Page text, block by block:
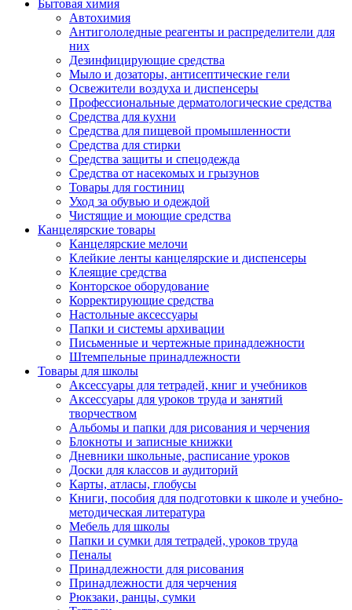
Бытовая химия
Автохимия
Антигололедные реагенты и распределители для
них
Дезинфицирующие средства
Мыло и дозаторы, антисептические гели
Освежители воздуха и диспенсеры
Профессиональные дерматологические средства
Средства для кухни
Средства для пищевой промышленности
Средства для стирки
Средства защиты и спецодежда
Средства от насекомых и грызунов
Товары для гостиниц
Уход за обувью и одеждой
Чистящие и моющие средства
Канцелярские товары
Канцелярские мелочи
Клейкие ленты канцелярские и диспенсеры
Клеящие средства
Конторское оборудование
Корректирующие средства
Настольные аксессуары
Папки и системы архивации
Письменные и чертежные принадлежности
Штемпельные принадлежности
Товары для школы
Аксессуары для тетрадей, книг и учебников
Аксессуары для уроков труда и занятий
творчеством
Альбомы и папки для рисования и черчения
Блокноты и записные книжки
Дневники школьные, расписание уроков
Доски для классов и аудиторий
Карты, атласы, глобусы
Книги, пособия для подготовки к школе и учебно-
методическая литература
Мебель для школы
Папки и сумки для тетрадей, уроков труда
Пеналы
Принадлежности для рисования
Принадлежности для черчения
Рюкзаки, ранцы, сумки